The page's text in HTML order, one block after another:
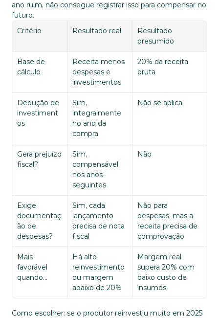
ano ruim, não consegue registrar isso para compensar no
futuro.
Critério
Resultado real
Resultado
presumido
Base de
cálculo
Receita menos
despesas e
investimentos
20% da receita
bruta
Dedução de
investiment
os
Sim,
integralmente
no ano da
compra
Não se aplica
Gera prejuízo
fiscal?
Sim,
compensável
nos anos
seguintes
Não
Exige
documentaç
ão de
despesas?
Sim, cada
lançamento
precisa de nota
fiscal
Não para
despesas, mas a
receita precisa de
comprovação
Mais
favorável
quando...
Há alto
reinvestimento
ou margem
abaixo de 20%
Margem real
supera 20% com
baixo custo de
insumos
Como escolher: se o produtor reinvestiu muito em 2025